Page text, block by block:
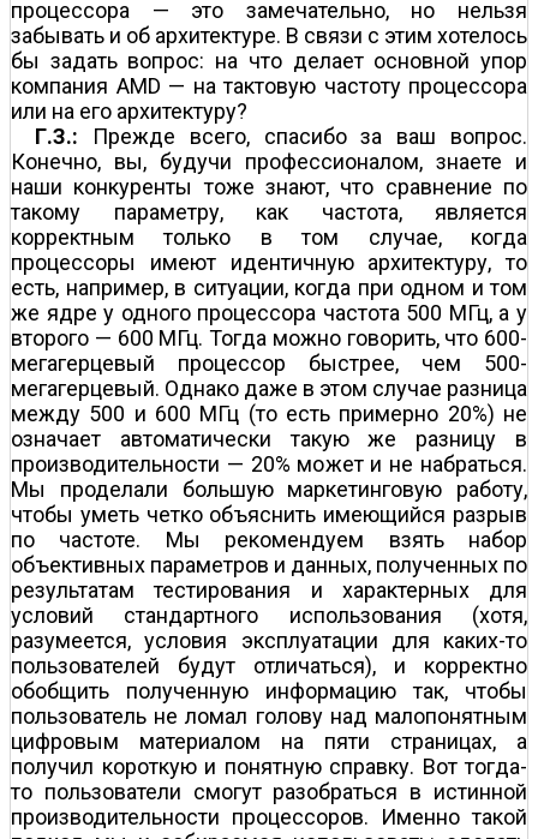
процессора — это замечательно, но нельзя
забывать и об архитектуре. В связи с этим хотелось
бы задать вопрос: на что делает основной упор
компания AMD — на тактовую частоту процессора
или на его архитектуру?
Г.З.: Прежде всего, спасибо за ваш вопрос.
Конечно, вы, будучи профессионалом, знаете и
наши конкуренты тоже знают, что сравнение по
такому параметру, как частота, является
корректным только в том случае, когда
процессоры имеют идентичную архитектуру, то
есть, например, в ситуации, когда при одном и том
же ядре у одного процессора частота 500 МГц, а у
второго — 600 МГц. Тогда можно говорить, что 600-
мегагерцевый процессор быстрее, чем 500-
мегагерцевый. Однако даже в этом случае разница
между 500 и 600 МГц (то есть примерно 20%) не
означает автоматически такую же разницу в
производительности — 20% может и не набраться.
Мы проделали большую маркетинговую работу,
чтобы уметь четко объяснить имеющийся разрыв
по частоте. Мы рекомендуем взять набор
объективных параметров и данных, полученных по
результатам тестирования и характерных для
условий стандартного использования (хотя,
разумеется, условия эксплуатации для каких-то
пользователей будут отличаться), и корректно
обобщить полученную информацию так, чтобы
пользователь не ломал голову над малопонятным
цифровым материалом на пяти страницах, а
получил короткую и понятную справку. Вот тогда-
то пользователи смогут разобраться в истинной
производительности процессоров. Именно такой